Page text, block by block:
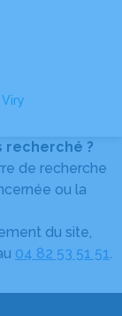
recherché ?
de recherche
ou la
du site,
04 82 53 51 51.